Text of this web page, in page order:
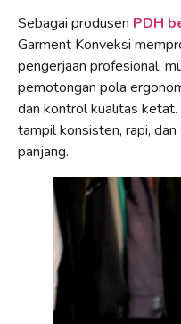
Sebagai produsen PDH
Garment Konveksi
pengerjaan profesional,
pemotongan pola
dan kontrol kualitas
tampil konsisten, rapi,
panjang.